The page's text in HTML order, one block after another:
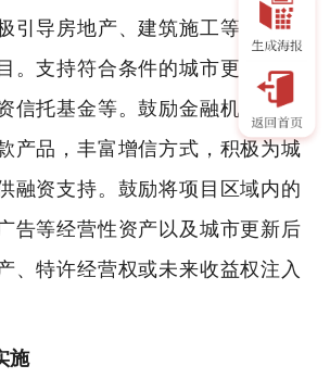
引导房地产、建筑施工等企业参
。支持符合条件的城市更新项目
信托基金等。鼓励金融机构创新
产品，丰富增信方式，积极为城
融资支持。鼓励将项目区域内的
告等经营性资产以及城市更新后
、特许经营权或未来收益权注入
施